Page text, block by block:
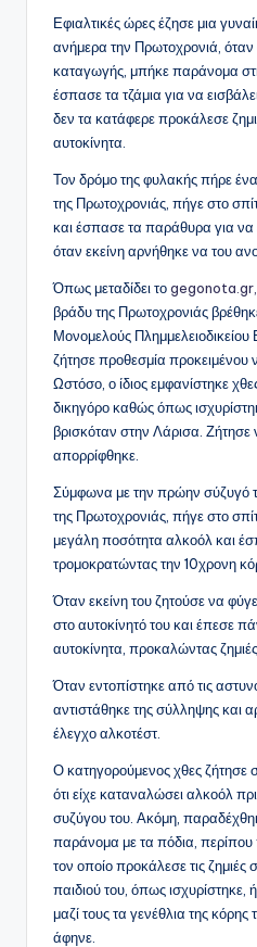
Εφιαλτικές ώρες έζησε μια
ανήμερα την Πρωτοχρονιά, όταν
καταγωγής, μπήκε παράνομα
έσπασε τα τζάμια για να
δεν τα κατάφερε προκάλεσε
αυτοκίνητα.
Τον δρόμο της φυλακής πήρε
της Πρωτοχρονιάς, πήγε στο
και έσπασε τα παράθυρα για να
όταν εκείνη αρνήθηκε να του
Όπως μεταδίδει τοgegonota.gr,
βράδυ της Πρωτοχρονιάς
Μονομελούς
ζήτησε προθεσμία προκειμένου
Ωστόσο, ο ίδιος εμφανίστηκε
δικηγόρο καθώς όπως
βρισκόταν στην Λάρισα. Ζήτησε
απορρίφθηκε.
Σύμφωνα με την πρώην σύζυγό
της Πρωτοχρονιάς, πήγε στο
μεγάλη ποσότητα αλκοόλ και
τρομοκρατώντας την 10χρονη
Όταν εκείνη του ζητούσε να
στο αυτοκίνητό του και έπεσε
αυτοκίνητα, προκαλώντας ζημιές.
Όταν εντοπίστηκε από τις
αντιστάθηκε της σύλληψης και
έλεγχο αλκοτέστ.
Ο κατηγορούμενος χθες
ότι είχε καταναλώσει αλκοόλ
συζύγου του. Ακόμη,
παράνομα με τα πόδια, περίπου
τον οποίο προκάλεσε τις ζημιές
παιδιού του, όπως ισχυρίστηκε,
μαζί τους τα γενέθλια της κόρης
άφηνε.